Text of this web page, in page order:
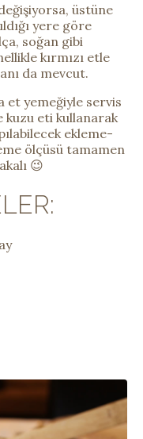
üstüne
yere göre
soğan gibi
kırmızı etle
da mevcut.
et yemeğiyle servis
kuzu eti kullanarak
ekleme-
ölçüsü tamamen
😉